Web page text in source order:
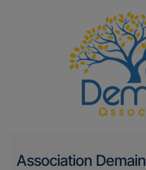
Association Demain